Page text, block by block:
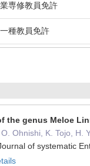
専修教員免許
種教員免許
the genus Meloe
Ohnishi, K. Tojo, H.
of systematic